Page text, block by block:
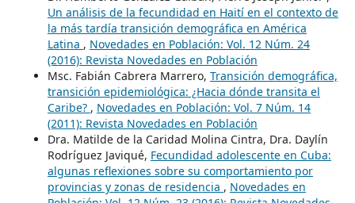
Un análisis de la fecundidad en Haití en el contexto de
la más tardía transición demográfica en América
Latina , Novedades en Población: Vol. 12 Núm. 24
(2016): Revista Novedades en Población
Msc. Fabián Cabrera Marrero, Transición demográfica,
transición epidemiológica: ¿Hacia dónde transita el
Caribe? , Novedades en Población: Vol. 7 Núm. 14
(2011): Revista Novedades en Población
Dra. Matilde de la Caridad Molina Cintra, Dra. Daylín
Rodríguez Javiqué, Fecundidad adolescente en Cuba:
algunas reflexiones sobre su comportamiento por
provincias y zonas de residencia , Novedades en